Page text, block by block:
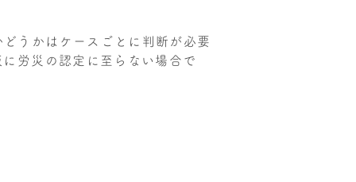
うかはケースごとに判断が必要
労災の認定に至らない場合で